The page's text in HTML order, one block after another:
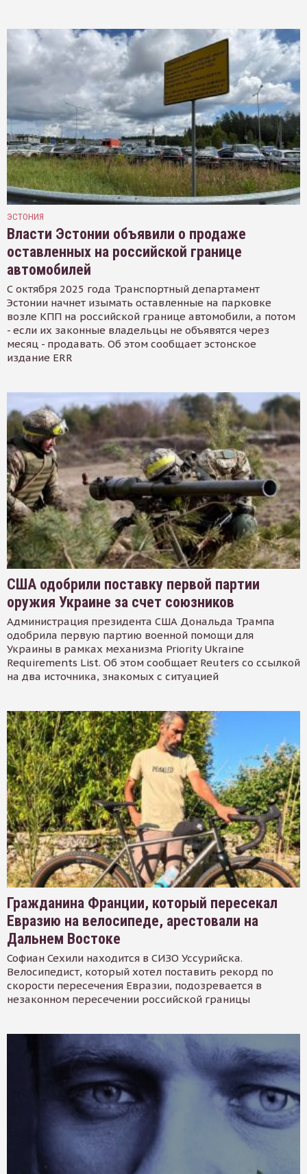
ЭСТОНИЯ
Власти Эстонии объявили о продаже
оставленных на российской границе
автомобилей
С октября 2025 года Транспортный департамент
Эстонии начнет изымать оставленные на парковке
возле КПП на российской границе автомобили, а потом
- если их законные владельцы не объявятся через
месяц - продавать. Об этом сообщает эстонское
издание ERR
США одобрили поставку первой партии
оружия Украине за счет союзников
Администрация президента США Дональда Трампа
одобрила первую партию военной помощи для
Украины в рамках механизма Priority Ukraine
Requirements List. Об этом сообщает Reuters со ссылкой
на два источника, знакомых с ситуацией
Гражданина Франции, который пересекал
Евразию на велосипеде, арестовали на
Дальнем Востоке
Софиан Сехили находится в СИЗО Уссурийска.
Велосипедист, который хотел поставить рекорд по
скорости пересечения Евразии, подозревается в
незаконном пересечении российской границы